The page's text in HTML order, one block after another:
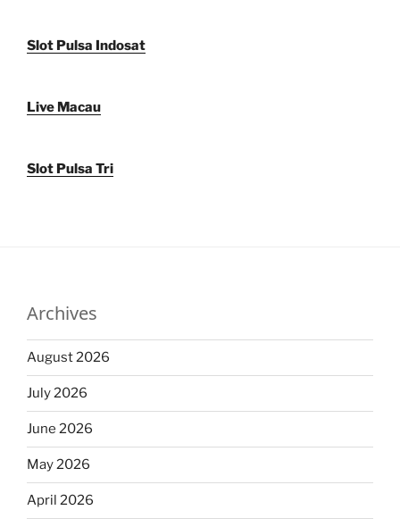
Slot Pulsa Indosat
Live Macau
Slot Pulsa Tri
Archives
August 2026
July 2026
June 2026
May 2026
April 2026